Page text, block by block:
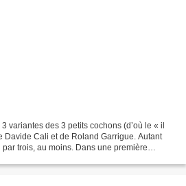
variantes des 3 petits cochons (d’où le « il
Davide Cali et de Roland Garrigue. Autant
trois, au moins. Dans une première